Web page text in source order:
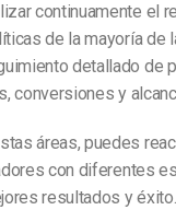
continuamente el
de la mayoría de
detallado de
conversiones y
áreas, puedes
con diferentes
resultados y éxito.